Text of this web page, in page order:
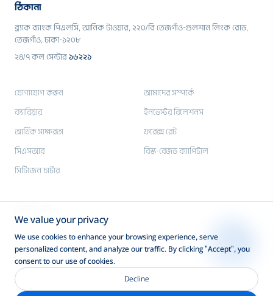
ঠিকানা
ব্র্যাক ব্যাংক পিএলসি, আনিক টাওয়ার, ২২০/বি তেজগাঁও-গুলশান লিংক রোড,
তেজগাঁও, ঢাকা-১২০৮
২৪/৭ কল সেন্টার১৬২২১
যোগাযোগ করুন
ক্যারিয়ার
আর্থিক সাক্ষরতা
সিএসআর
সিটিজেন চার্টার
আমাদের সম্পর্কে
ইনভেস্টর রিলেশনস
ফরেক্স রেট
রিস্ক-বেজড ক্যাপিটাল
ই-টেন্ডার
SWIFT: BRAKBDDH
We value your privacy
We use cookies to enhance your browsing experience, serve
personalized content, and analyze our traffic. By clicking "Accept", you
consent to our use of cookies.
Decline